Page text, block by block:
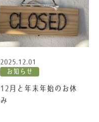
2025.12.01
お知らせ
12月と年末年始のお休
み